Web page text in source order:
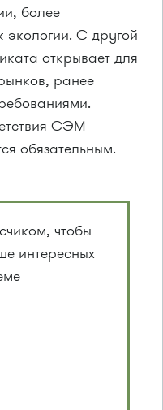
более
экологии. С другой
открывает для
ранее
СЭМ
обязательным.
чтобы
интересных